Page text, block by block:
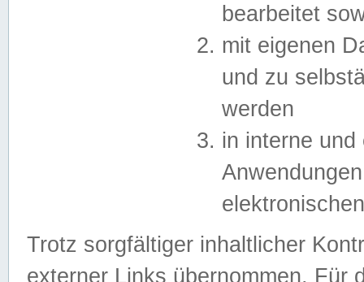
bearbeitet
mit eigenen
und zu
werden
in interne
Trotz sorgfältiger inhaltlicher
externer Links übernommen. Für